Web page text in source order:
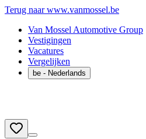
Terug naar www.vanmossel.be
Van Mossel Automotive Group
Vestigingen
Vacatures
Vergelijken
be - Nederlands